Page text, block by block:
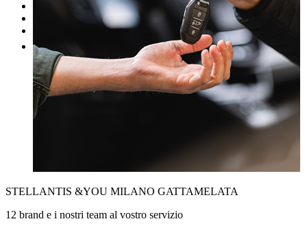
Altro
STELLANTIS &YOU MILANO GATTAMELATA
12 brand e i nostri team al vostro servizio